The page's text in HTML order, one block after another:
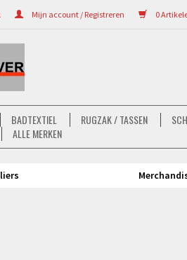
0
Mijn account / Registreren
BADTEXTIEL RUGZAK / TASSEN
ALLE MERKEN